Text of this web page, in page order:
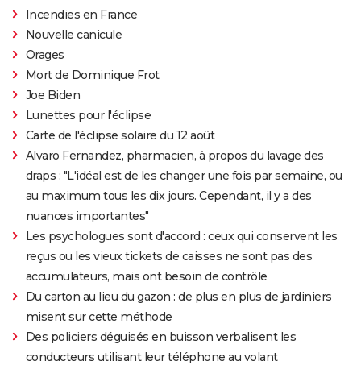
Incendies en France
Nouvelle canicule
Orages
Mort de Dominique Frot
Joe Biden
Lunettes pour l'éclipse
Carte de l'éclipse solaire du 12 août
Alvaro Fernandez, pharmacien, à propos du lavage des
draps : "L'idéal est de les changer une fois par semaine, ou
au maximum tous les dix jours. Cependant, il y a des
nuances importantes"
Les psychologues sont d'accord : ceux qui conservent les
reçus ou les vieux tickets de caisses ne sont pas des
accumulateurs, mais ont besoin de contrôle
Du carton au lieu du gazon : de plus en plus de jardiniers
misent sur cette méthode
Des policiers déguisés en buisson verbalisent les
conducteurs utilisant leur téléphone au volant